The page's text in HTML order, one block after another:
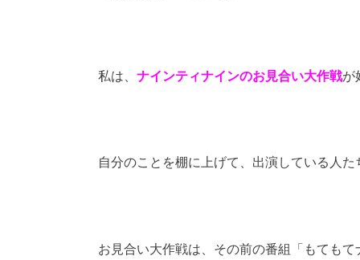
私は、 ナインティナインのお見合い大作戦が
自分のことを棚に上げて、出演している人
お見合い大作戦は、その前の番組「もても